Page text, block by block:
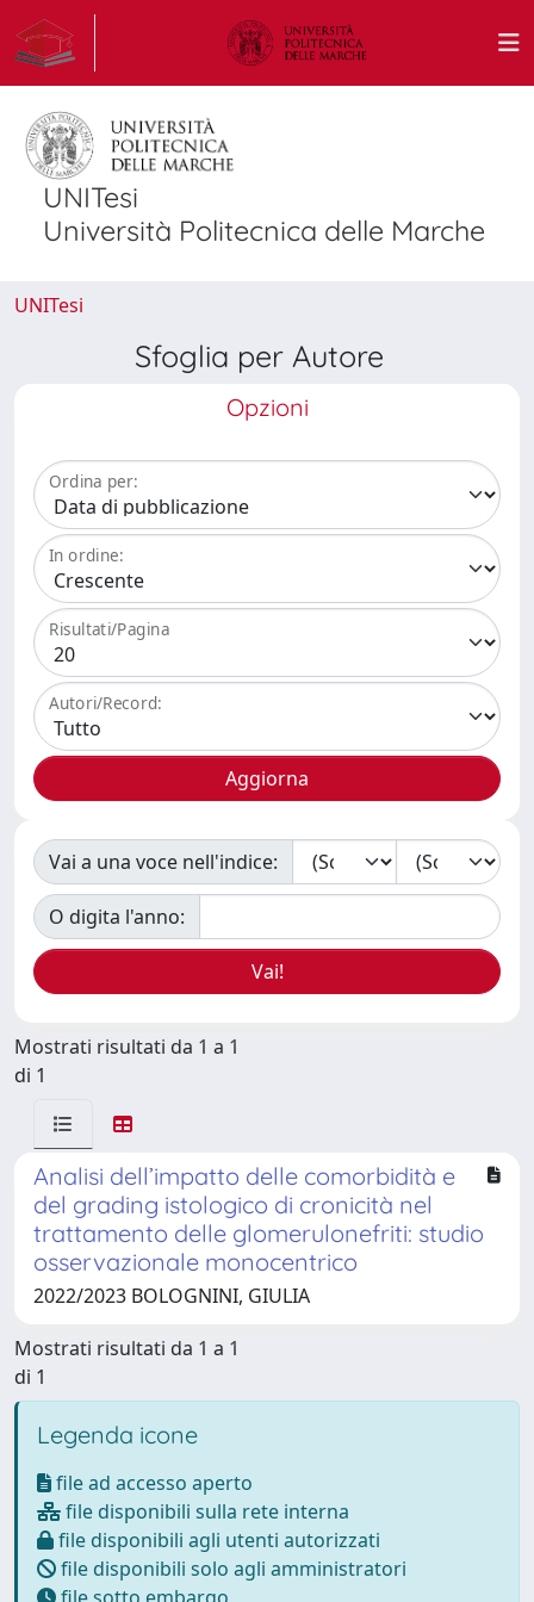
UNITesi
Università Politecnica delle Marche
UNITesi
Sfoglia per Autore
Opzioni
Ordina per:
In ordine:
Risultati/Pagina
Autori/Record:
Vai a una voce nell'indice:
O digita l'anno:
Mostrati risultati da 1 a 1
di 1
Analisi dell’impatto delle comorbidità e
del grading istologico di cronicità nel
trattamento delle glomerulonefriti: studio
osservazionale monocentrico
2022/2023 BOLOGNINI, GIULIA
Mostrati risultati da 1 a 1
di 1
Legenda icone
file ad accesso aperto
file disponibili sulla rete interna
file disponibili agli utenti autorizzati
file disponibili solo agli amministratori